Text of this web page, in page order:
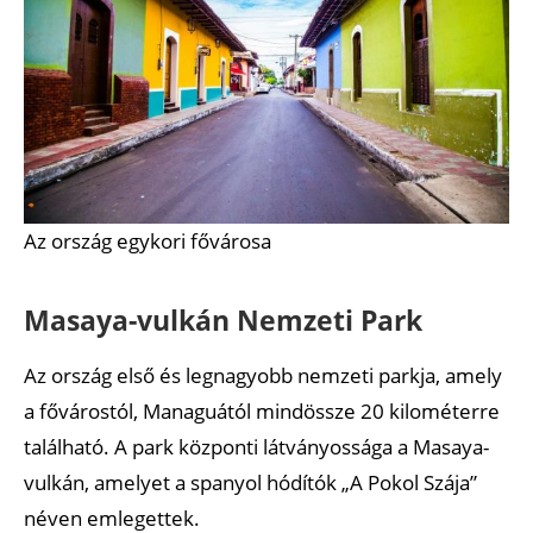
Az ország egykori fővárosa
Masaya-vulkán Nemzeti Park
Az ország első és legnagyobb nemzeti parkja, amely
a fővárostól, Managuától mindössze 20 kilométerre
található. A park központi látványossága a Masaya-
vulkán, amelyet a spanyol hódítók „A Pokol Szája”
néven emlegettek.